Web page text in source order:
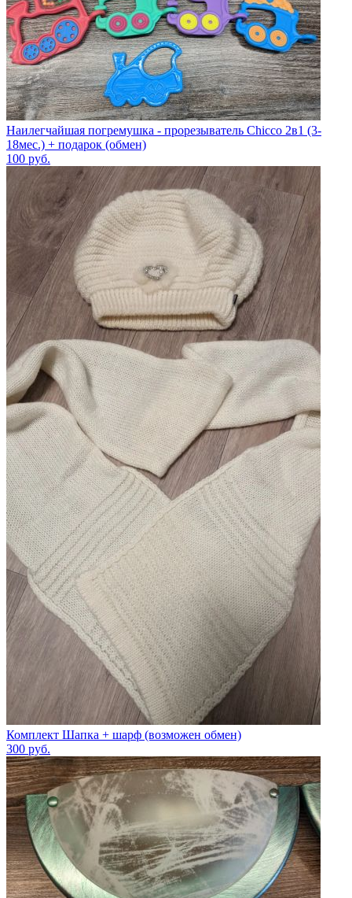
Наилегчайшая погремушка - прорезыватель Chicco 2в1 (3-
18мес.) + подарок (обмен)
100 руб.
Комплект Шапка + шарф (возможен обмен)
300 руб.